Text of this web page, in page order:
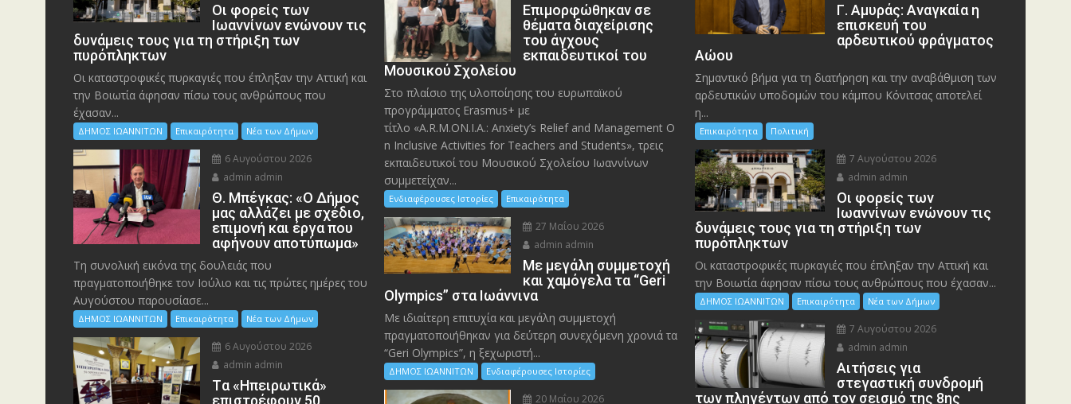
Οι φορείς των
Ιωαννίνων ενώνουν τις
δυνάμεις τους για τη στήριξη των
πυρόπληκτων
Οι καταστροφικές πυρκαγιές που έπληξαν την Αττική και
την Bοιωτία άφησαν πίσω τους ανθρώπους που
έχασαν...
ΔΗΜΟΣ ΙΩΑΝΝΙΤΩΝ Επικαιρότητα Νέα των Δήμων
6 Αυγούστου 2026
admin admin
Θ. Μπέγκας: «Ο Δήμος
μας αλλάζει με σχέδιο,
επιμονή και έργα που
αφήνουν αποτύπωμα»
Τη συνολική εικόνα της δουλειάς που
πραγματοποιήθηκε τον Ιούλιο και τις πρώτες ημέρες του
Αυγούστου παρουσίασε...
ΔΗΜΟΣ ΙΩΑΝΝΙΤΩΝ Επικαιρότητα Νέα των Δήμων
6 Αυγούστου 2026
admin admin
Tα «Ηπειρωτικά»
επιστρέφουν 50
Eπιμορφώθηκαν σε
θέματα διαχείρισης
του άγχους
εκπαιδευτικοί του
Μουσικού Σχολείου
Στο πλαίσιο της υλοποίησης του ευρωπαϊκού
προγράμματος Erasmus+ με
τίτλο «A.R.M.ON.I.A.: Anxiety’s Relief and Management O
n Inclusive Activities for Teachers and Students», τρεις
εκπαιδευτικοί του Μουσικού Σχολείου Ιωαννίνων
συμμετείχαν...
Ενδιαφέρουσες Ιστορίες Επικαιρότητα
27 Μαΐου 2026
admin admin
Με μεγάλη συμμετοχή
και χαμόγελα τα “Geri
Olympics” στα Ιωάννινα
Με ιδιαίτερη επιτυχία και μεγάλη συμμετοχή
πραγματοποιήθηκαν για δεύτερη συνεχόμενη χρονιά τα
“Geri Olympics”, η ξεχωριστή...
ΔΗΜΟΣ ΙΩΑΝΝΙΤΩΝ Ενδιαφέρουσες Ιστορίες
20 Μαΐου 2026
Γ. Αμυράς: Αναγκαία η
επισκευή του
αρδευτικού φράγματος
Αώου
Σημαντικό βήμα για τη διατήρηση και την αναβάθμιση των
αρδευτικών υποδομών του κάμπου Κόνιτσας αποτελεί
η...
Επικαιρότητα Πολιτική
7 Αυγούστου 2026
admin admin
Οι φορείς των
Ιωαννίνων ενώνουν τις
δυνάμεις τους για τη στήριξη των
πυρόπληκτων
Οι καταστροφικές πυρκαγιές που έπληξαν την Αττική και
την Bοιωτία άφησαν πίσω τους ανθρώπους που έχασαν...
ΔΗΜΟΣ ΙΩΑΝΝΙΤΩΝ Επικαιρότητα Νέα των Δήμων
7 Αυγούστου 2026
admin admin
Αιτήσεις για
στεγαστική συνδρομή
των πληγέντων από τον σεισμό της 8ης